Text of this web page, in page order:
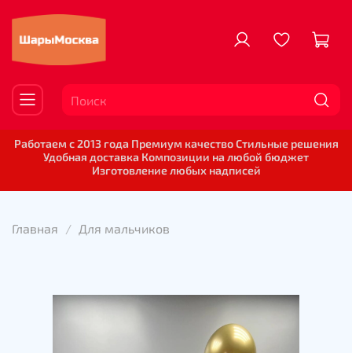
Работаем с 2013 года Премиум качество Стильные решения
Удобная доставка Композиции на любой бюджет
Изготовление любых надписей
Главная Для мальчиков